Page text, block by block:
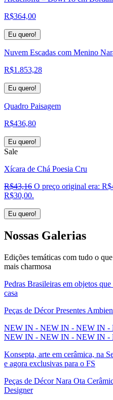
R$364,00
Eu quero!
Nuvem Escadas com Menino
R$1.853,28
Eu quero!
Quadro Paisagem
R$436,80
Eu quero!
Sale
Xícara de Chá Poesia Cru
R$43,16 O preço original era:
R$30,00.
Eu quero!
Nossas Galerias
Edições temáticas com tudo o
mais charmosa
Pedras Brasileiras em objetos
casa
Peças de Décor Presentes
NEW IN - NEW IN - NEW IN
NEW IN - NEW IN - NEW IN -
Konsepta, arte em cerâmica, na
e agora exclusivas para o FS
Peças de Décor Nara Ota
Designer